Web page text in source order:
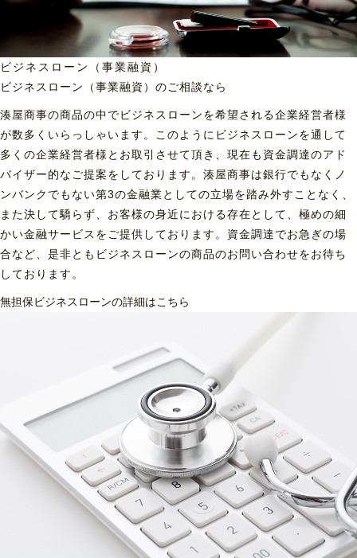
ビジネスローン（事業融資）
ビジネスローン（事業融資）のご相談なら
湊屋商事の商品の中でビジネスローンを希望される企業経営者様
が数多くいらっしゃいます。このようにビジネスローンを通して
多くの企業経営者様とお取引させて頂き、現在も資金調達のアド
バイザー的なご提案をしております。湊屋商事は銀行でもなくノ
ンバンクでもない第3の金融業としての立場を踏み外すことなく、
また決して驕らず、お客様の身近における存在として、極めの細
かい金融サービスをご提供しております。資金調達でお急ぎの場
合など、是非ともビジネスローンの商品のお問い合わせをお待ち
しております。
無担保ビジネスローンの詳細はこちら